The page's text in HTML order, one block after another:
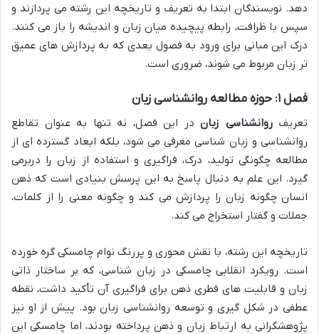
دهد. نویسندگان ابتدا به تعریف و تاریخچه این رشته می پردازند و
سپس با ظرافت، رابطه پیچیده میان زبان و اندیشه را باز می کنند.
درک این مبانی برای ورود به فصول بعدی که به پردازش های عمیق
تر زبان مربوط می شوند، ضروری است.
فصل ۱: حوزه مطالعه روانشناسی زبان
تعریفروانشناسی زبان در این فصل، نه تنها به عنوان تقاطع
روانشناسی و زبان شناسی معرفی می شود، بلکه ابعاد گسترده ای از
مطالعه چگونگی تولید، درک، فراگیری و استفاده از زبان را دربرمی
گیرد. این علم به دنبال پاسخ به این پرسش بنیادی است که ذهن
انسان چگونه زبان را پردازش می کند و چگونه معنی را از کلمات،
جملات و گفتار استخراج می کند.
تاریخچه این رشته، با نقش محوری و پررنگ نوام چامسکی گره خورده
است. رویکرد انقلابی چامسکی در زبان شناسی، که بر ساختار ذاتی
زبان و قابلیت های فطری ذهن برای فراگیری آن تأکید داشت، نقطه
عطفی در شکل گیری و توسعه روانشناسی زبان بود. پیش از او نیز
پژوهشگرانی به ارتباط زبان و ذهن پرداخته بودند، اما چامسکی این